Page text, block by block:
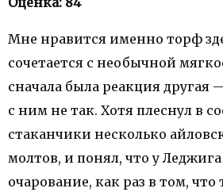
Мне нравится именно торф
сочетается с необычной
сначала была реакция другая
с ним не так. Хотя плеснул в
стаканчики несколько
молтов, и понял, что у Леджига
очарование, как раз в том,